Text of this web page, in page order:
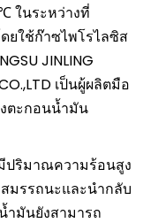
ในระหว่างที่
ยใช้ก๊าซไพโรไลซิส
JINLING
เป็นผู้ผลิตมือ
ตะกอนน้ำมัน
ปริมาณความร้อนสูง
มรรถนะและนำกลับ
ำมันยังสามารถ